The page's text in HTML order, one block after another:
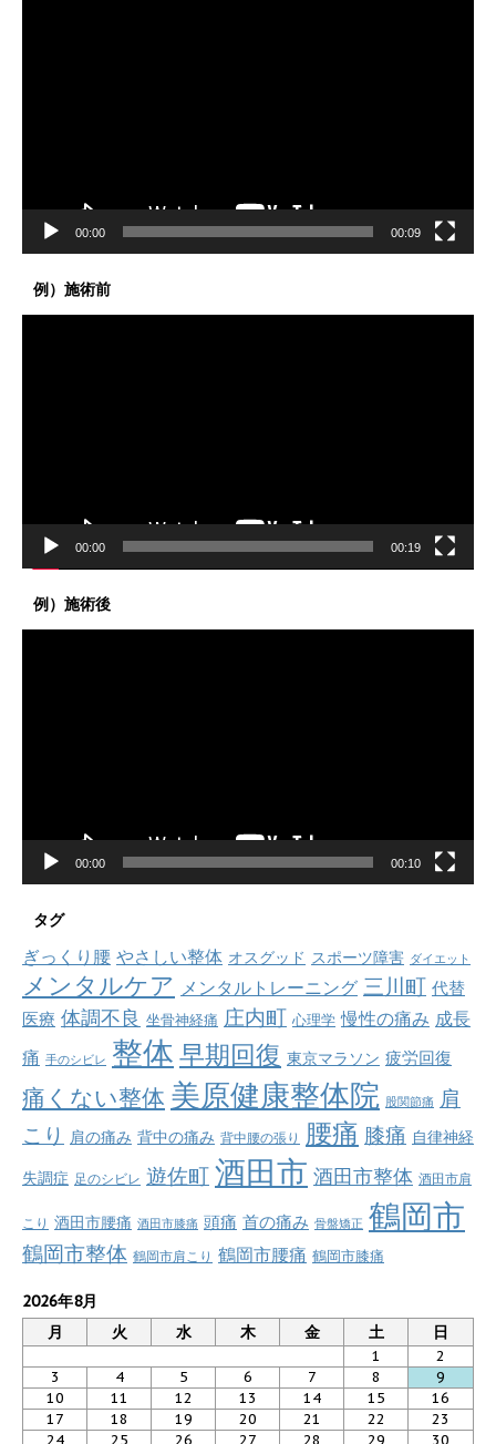
00:00 00:09
例）施術前
00:00 00:19
例）施術後
00:00 00:10
タグ
ぎっくり腰 やさしい整体 オスグッド スポーツ障害 ダイエット
メンタルケア メンタルトレーニング 三川町 代替
医療 体調不良 坐骨神経痛 庄内町 心理学 慢性の痛み 成長
痛 手のシビレ 整体 早期回復 東京マラソン 疲労回復
痛くない整体 美原健康整体院 股関節痛 肩
こり 肩の痛み 背中の痛み 背中腰の張り 腰痛 膝痛 自律神経
失調症 足のシビレ 遊佐町 酒田市 酒田市整体 酒田市肩
こり 酒田市腰痛 酒田市膝痛 頭痛 首の痛み 骨盤矯正 鶴岡市
鶴岡市整体 鶴岡市肩こり 鶴岡市腰痛 鶴岡市膝痛
2026年8月
月
火 水 木 金 土 日
1
2
3
4 5 6 7 8
9
10
11 12 13 14 15
16
17
18 19 20 21 22
23
24
25 26 27 28 29 30